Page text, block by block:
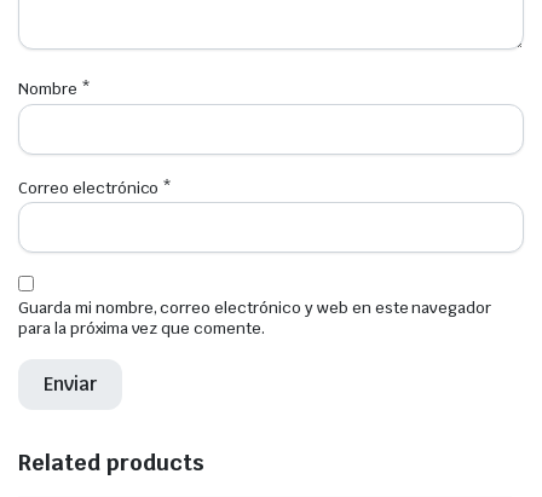
Nombre *
Correo electrónico *
Guarda mi nombre, correo electrónico y web en este navegador
para la próxima vez que comente.
Related products